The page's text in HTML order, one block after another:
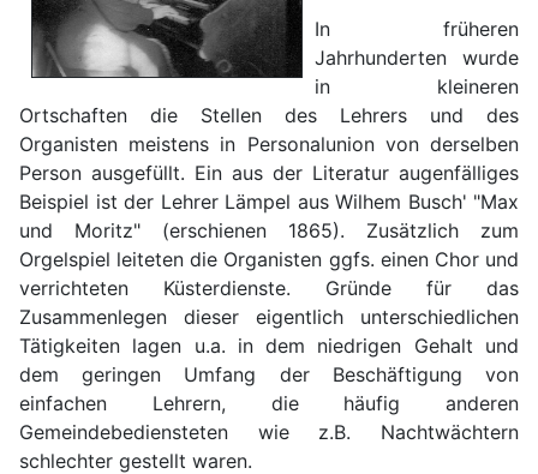
In früheren
Jahrhunderten wurde
in kleineren
Ortschaften die Stellen des Lehrers und des
Organisten meistens in Personalunion von derselben
Person ausgefüllt. Ein aus der Literatur augenfälliges
Beispiel ist der Lehrer Lämpel aus Wilhem Busch' "Max
und Moritz" (erschienen 1865). Zusätzlich zum
Orgelspiel leiteten die Organisten ggfs. einen Chor und
verrichteten Küsterdienste. Gründe für das
Zusammenlegen dieser eigentlich unterschiedlichen
Tätigkeiten lagen u.a. in dem niedrigen Gehalt und
dem geringen Umfang der Beschäftigung von
einfachen Lehrern, die häufig anderen
Gemeindebediensteten wie z.B. Nachtwächtern
schlechter gestellt waren.